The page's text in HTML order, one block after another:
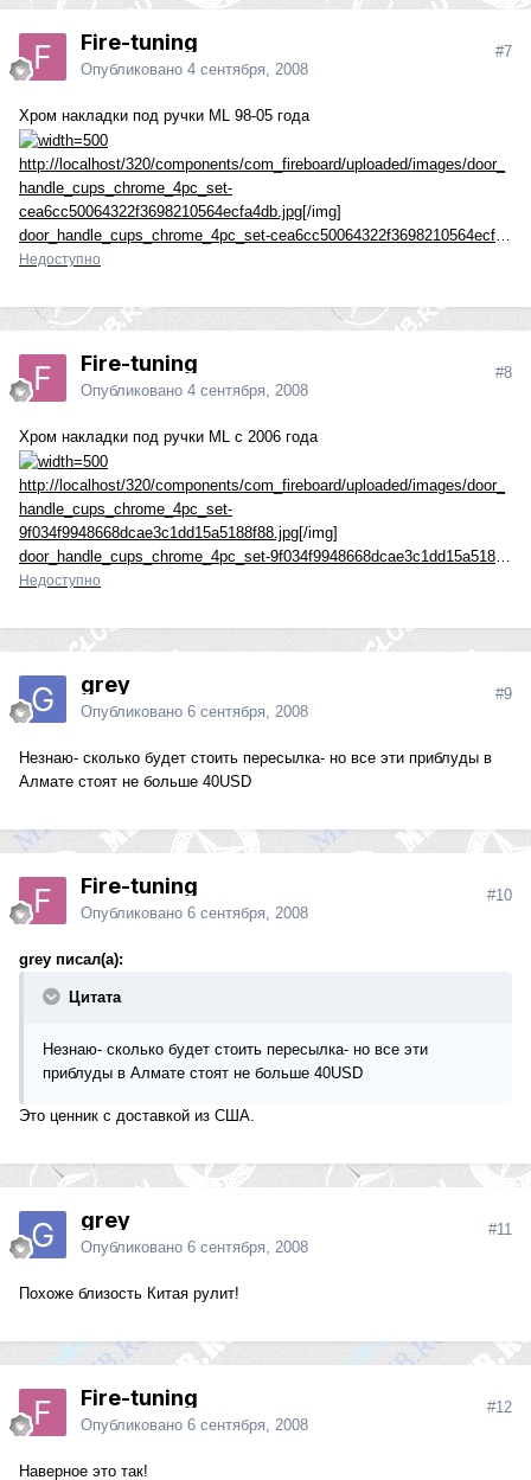
Fire-tuning
Опубликовано 4 сентября, 2008
#7
Хром накладки под ручки ML 98-05 года
http://localhost/320/components/com_fireboard/uploaded/images/door_
handle_cups_chrome_4pc_set-
cea6cc50064322f3698210564ecfa4db.jpg[/img]
Недоступно
Fire-tuning
Опубликовано 4 сентября, 2008
#8
Хром накладки под ручки ML с 2006 года
http://localhost/320/components/com_fireboard/uploaded/images/door_
handle_cups_chrome_4pc_set-
9f034f9948668dcae3c1dd15a5188f88.jpg[/img]
Недоступно
grey
Опубликовано 6 сентября, 2008
#9
Незнаю- сколько будет стоить пересылка- но все эти приблуды в
Алмате стоят не больше 40USD
Fire-tuning
Опубликовано 6 сентября, 2008
#10
grey писал(а):
Цитата
Незнаю- сколько будет стоить пересылка- но все эти
приблуды в Алмате стоят не больше 40USD
Это ценник с доставкой из США.
grey
Опубликовано 6 сентября, 2008
#11
Похоже близость Китая рулит!
Fire-tuning
Опубликовано 6 сентября, 2008
#12
Наверное это так!